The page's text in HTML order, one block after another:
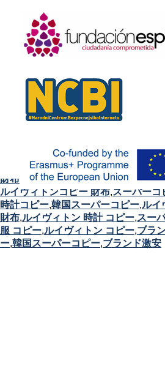
ブランドコピー,モンクレール スーパ
財布
スーパーコピー後払い,モンクレ
ルイヴィトンコピー 財布,スーパーコ
時計コピー,韓国スーパーコピー,ルイ
財布,ルイヴィトン 時計 コピー,スー
服 コピー,ルイヴィトン コピー,ブラ
ー,韓国スーパーコピー,ブランド激安